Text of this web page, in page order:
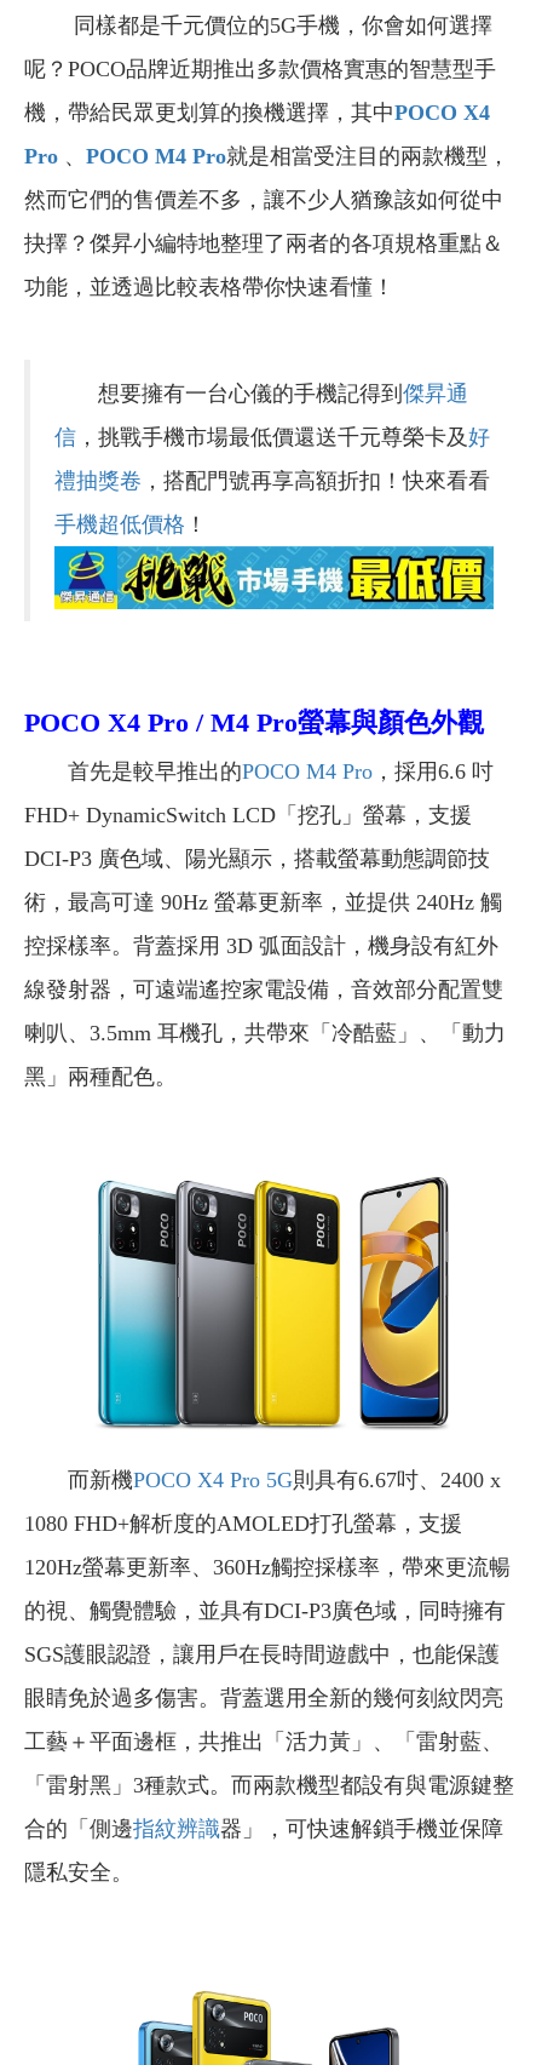
同樣都是千元價位的5G手機，你會如何選擇
呢？POCO品牌近期推出多款價格實惠的智慧型手
機，帶給民眾更划算的換機選擇，其中POCO X4
Pro 、 POCO M4 Pro就是相當受注目的兩款機型，
然而它們的售價差不多，讓不少人猶豫該如何從中
抉擇？傑昇小編特地整理了兩者的各項規格重點＆
功能，並透過比較表格帶你快速看懂！
想要擁有一台心儀的手機記得到 傑昇通
信 ，挑戰手機市場最低價還送千元尊榮卡及好
禮抽獎卷 ，搭配門號再享高額折扣！快來看看
手機超低價格 ！
POCO X4 Pro / M4 Pro螢幕與顏色外觀
首先是較早推出的POCO M4 Pro ，採用6.6 吋
FHD+ DynamicSwitch LCD「挖孔」螢幕，支援
DCI-P3 廣色域、陽光顯示，搭載螢幕動態調節技
術，最高可達 90Hz 螢幕更新率，並提供 240Hz 觸
控採樣率。背蓋採用 3D 弧面設計，機身設有紅外
線發射器，可遠端遙控家電設備，音效部分配置雙
喇叭、3.5mm 耳機孔，共帶來「冷酷藍」、「動力
黑」兩種配色。
而新機POCO X4 Pro 5G則具有6.67吋、2400 x
1080 FHD+解析度的AMOLED打孔螢幕，支援
120Hz螢幕更新率、360Hz觸控採樣率，帶來更流暢
的視、觸覺體驗，並具有DCI-P3廣色域，同時擁有
SGS護眼認證，讓用戶在長時間遊戲中，也能保護
眼睛免於過多傷害。背蓋選用全新的幾何刻紋閃亮
工藝＋平面邊框，共推出「活力黃」、「雷射藍、
「雷射黑」3種款式。而兩款機型都設有與電源鍵整
合的「側邊指紋辨識器」，可快速解鎖手機並保障
隱私安全。